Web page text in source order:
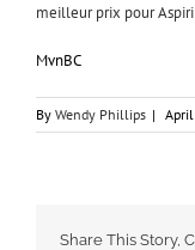
meilleur prix pour
MvnBC
By Wendy Phillips |
Share This Story,